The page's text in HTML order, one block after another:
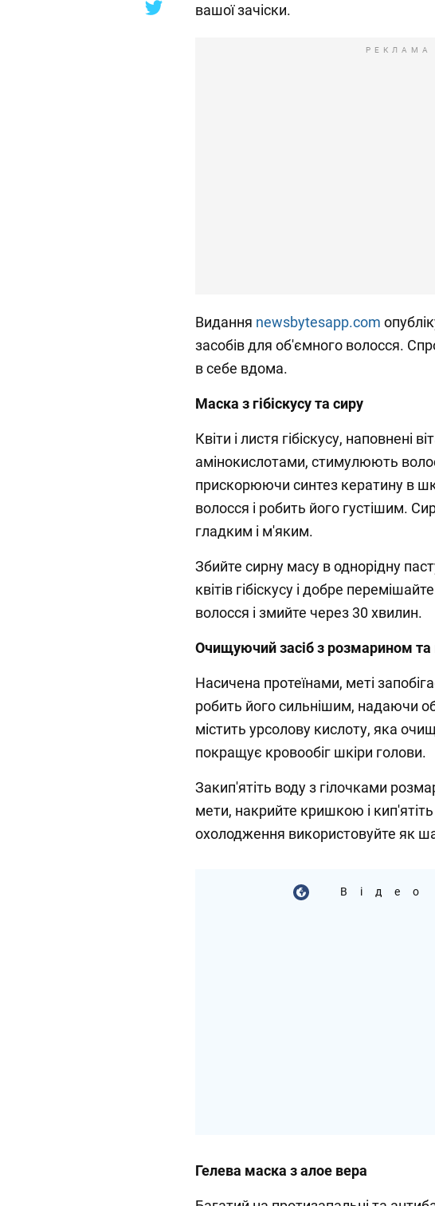
вашої зачіски.
РЕКЛАМА
Видання newsbytesapp.com
засобів для об'ємного волосся.
в себе вдома.
Маска з гібіскусу та сиру
Квіти і листя гібіскусу, наповнені
амінокислотами, стимулюють
прискорюючи синтез кератину в
волосся і робить його густішим.
гладким і м'яким.
Збийте сирну масу в однорідну
квітів гібіскусу і добре
волосся і змийте через 30 хвилин.
Очищуючий засіб з розмарином та
Насичена протеїнами, меті
робить його сильнішим, надаючи
містить урсолову кислоту, яка
покращує кровообіг шкіри голови.
Закип'ятіть воду з гілочками
мети, накрийте кришкою і
охолодження використовуйте як
Відео
Гелева маска з алое вера